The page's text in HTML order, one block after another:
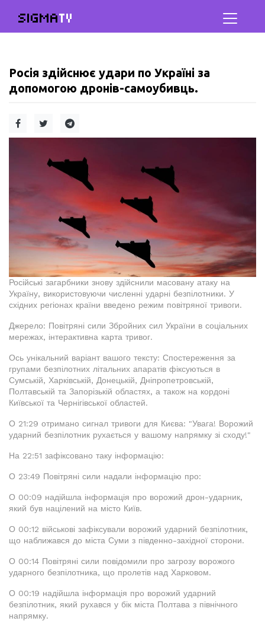
SIGMATV
Росія здійснює удари по Україні за
допомогою дронів-самоубивць.
Російські загарбники знову здійснили масовану атаку на
Україну, використовуючи численні ударні безпілотники. У
східних регіонах країни введено режим повітряної тривоги.
Джерело: Повітряні сили Збройних сил України в соціальних
мережах, інтерактивна карта тривог.
Ось унікальний варіант вашого тексту: Спостереження за
групами безпілотних літальних апаратів фіксуються в
Сумській, Харківській, Донецькій, Дніпропетровській,
Полтавській та Запорізькій областях, а також на кордоні
Київської та Чернігівської областей.
О 21:29 отримано сигнал тривоги для Києва: "Увага! Ворожий
ударний безпілотник рухається у вашому напрямку зі сходу!"
На 22:51 зафіксовано таку інформацію:
О 23:49 Повітряні сили надали інформацію про:
О 00:09 надійшла інформація про ворожий дрон-ударник,
який був націлений на місто Київ.
О 00:12 військові зафіксували ворожий ударний безпілотник,
що наближався до міста Суми з південно-західної сторони.
О 00:14 Повітряні сили повідомили про загрозу ворожого
ударного безпілотника, що пролетів над Харковом.
О 00:19 надійшла інформація про ворожий ударний
безпілотник, який рухався у бік міста Полтава з північного
напрямку.